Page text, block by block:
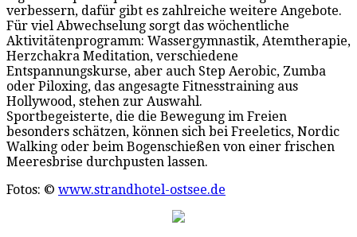
verbessern, dafür gibt es zahlreiche weitere Angebote.
Für viel Abwechselung sorgt das wöchentliche
Aktivitätenprogramm: Wassergymnastik, Atemtherapie,
Herzchakra Meditation, verschiedene
Entspannungskurse, aber auch Step Aerobic, Zumba
oder Piloxing, das angesagte Fitnesstraining aus
Hollywood, stehen zur Auswahl.
Sportbegeisterte, die die Bewegung im Freien
besonders schätzen, können sich bei Freeletics, Nordic
Walking oder beim Bogenschießen von einer frischen
Meeresbrise durchpusten lassen.
Fotos: © www.strandhotel-ostsee.de